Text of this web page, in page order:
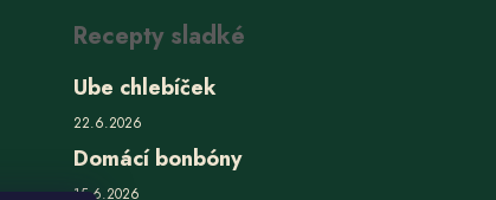
Recepty sladké
Ube chlebíček
22.6.2026
Domácí bonbóny
15.6.2026